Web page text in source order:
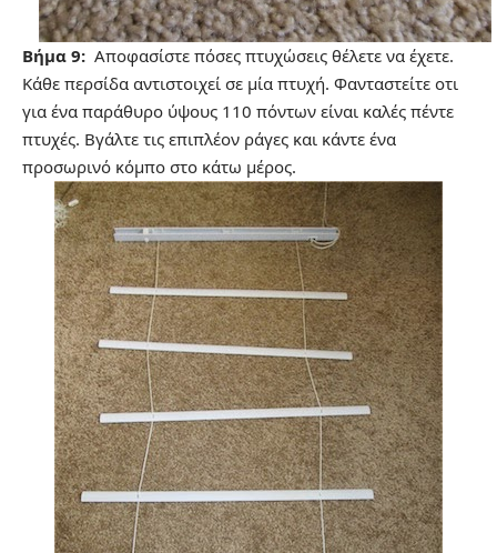
Βήμα 9: Αποφασίστε πόσες πτυχώσεις θέλετε να έχετε.
Κάθε περσίδα αντιστοιχεί σε μία πτυχή. Φανταστείτε οτι
για ένα παράθυρο ύψους 110 πόντων είναι καλές πέντε
πτυχές. Βγάλτε τις επιπλέον ράγες και κάντε ένα
προσωρινό κόμπο στο κάτω μέρος.